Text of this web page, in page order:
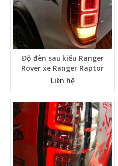
Độ đèn sau kiểu Ranger
Rover xe Ranger Raptor
Liên hệ